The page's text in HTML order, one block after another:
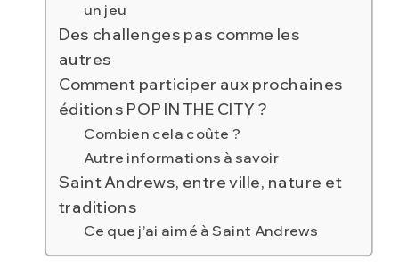
un jeu
Des challenges pas comme les
autres
Comment participer aux prochaines
éditions POP IN THE CITY ?
Combien cela coûte ?
Autre informations à savoir
Saint Andrews, entre ville, nature et
traditions
Ce que j’ai aimé à Saint Andrews